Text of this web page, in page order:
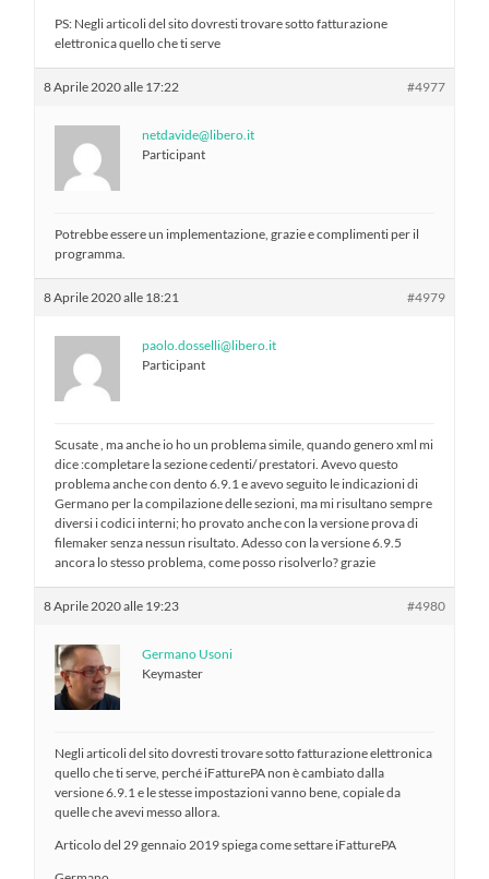
PS: Negli articoli del sito dovresti trovare sotto fatturazione
elettronica quello che ti serve
8 Aprile 2020 alle 17:22 #4977
netdavide@libero.it
Participant
Potrebbe essere un implementazione, grazie e complimenti per il
programma.
8 Aprile 2020 alle 18:21 #4979
paolo.dosselli@libero.it
Participant
Scusate , ma anche io ho un problema simile, quando genero xml mi
dice :completare la sezione cedenti/ prestatori. Avevo questo
problema anche con dento 6.9.1 e avevo seguito le indicazioni di
Germano per la compilazione delle sezioni, ma mi risultano sempre
diversi i codici interni; ho provato anche con la versione prova di
filemaker senza nessun risultato. Adesso con la versione 6.9.5
ancora lo stesso problema, come posso risolverlo? grazie
8 Aprile 2020 alle 19:23 #4980
Germano Usoni
Keymaster
Negli articoli del sito dovresti trovare sotto fatturazione elettronica
quello che ti serve, perché iFatturePA non è cambiato dalla
versione 6.9.1 e le stesse impostazioni vanno bene, copiale da
quelle che avevi messo allora.
Articolo del 29 gennaio 2019 spiega come settare iFatturePA